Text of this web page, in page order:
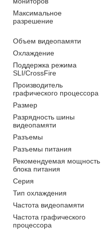
Максимальное
разрешение
Объем видеопамяти
Охлаждение
Поддержка режима
SLI/CrossFire
Производитель
графического процессора
Размер
Разрядность шины
видеопамяти
Разъемы
Разъемы питания
Рекомендуемая мощность
блока питания
Серия
Тип охлаждения
Частота видеопамяти
Частота графического
процессора